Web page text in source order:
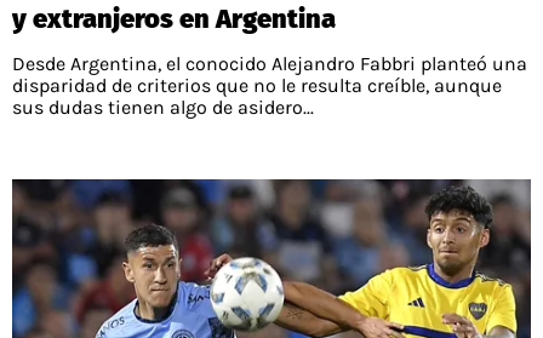
y extranjeros en Argentina
Desde Argentina, el conocido Alejandro Fabbri planteó una
disparidad de criterios que no le resulta creíble, aunque
sus dudas tienen algo de asidero...